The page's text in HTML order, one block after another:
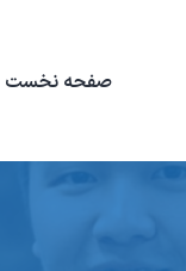
صفحه نخست